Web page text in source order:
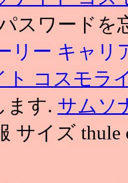
スワードを
リー キャリ
ト コスモラ
ます. サムソ
サイズ